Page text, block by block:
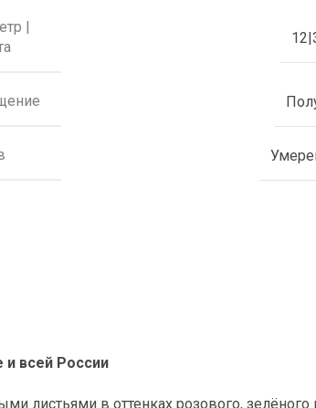
|
и всей России
листьями в оттенках розового,